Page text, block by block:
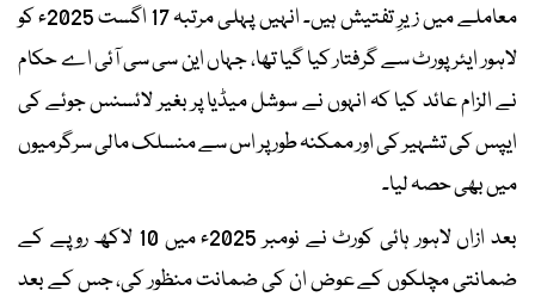
معاملے میں زیرِ تفتیش ہیں۔ انہیں پہلی مرتبہ 17 اگست 2025ء کو
لاہور ایئرپورٹ سے گرفتار کیا گیا تھا، جہاں این سی سی آئی اے حکام
نے الزام عائد کیا کہ انہوں نے سوشل میڈیا پر بغیر لائسنس جوئے کی
ایپس کی تشہیر کی اور ممکنہ طور پر اس سے منسلک مالی سرگرمیوں
میں بھی حصہ لیا۔
بعد ازاں لاہور ہائی کورٹ نے نومبر 2025ء میں 10 لاکھ روپے کے
ضمانتی مچلکوں کے عوض ان کی ضمانت منظور کی، جس کے بعد